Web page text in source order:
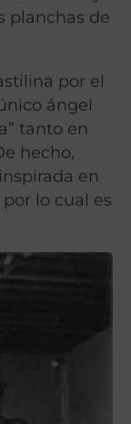
planchas de
por el
ángel
tanto en
hecho,
en
lo cual es